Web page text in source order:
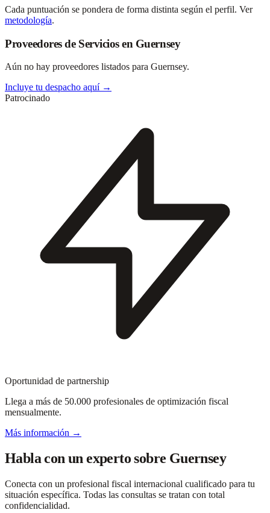
Cada puntuación se pondera de forma distinta según el perfil. Ver
metodología.
Proveedores de Servicios en Guernsey
Aún no hay proveedores listados para Guernsey.
Incluye tu despacho aquí →
Patrocinado
Oportunidad de partnership
Llega a más de 50.000 profesionales de optimización fiscal
mensualmente.
Más información →
Habla con un experto sobre Guernsey
Conecta con un profesional fiscal internacional cualificado para tu
situación específica. Todas las consultas se tratan con total
confidencialidad.